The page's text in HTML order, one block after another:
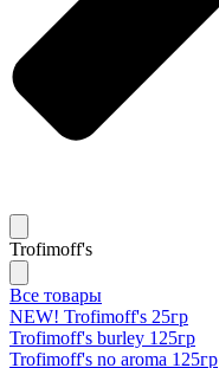
Trofimoff's
Все товары
NEW! Trofimoff's 25гр
Trofimoff's burley 125гр
Trofimoff's no aroma 125гр